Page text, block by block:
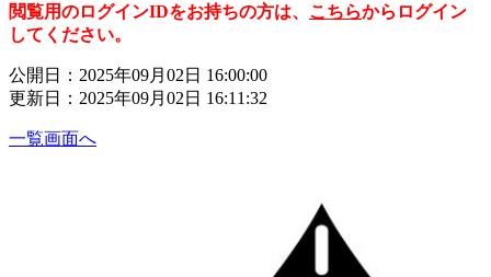
閲覧用のログインIDをお持ちの方は、 こちらからログイン
してください。
公開日：2025年09月02日 16:00:00
更新日：2025年09月02日 16:11:32
一覧画面へ